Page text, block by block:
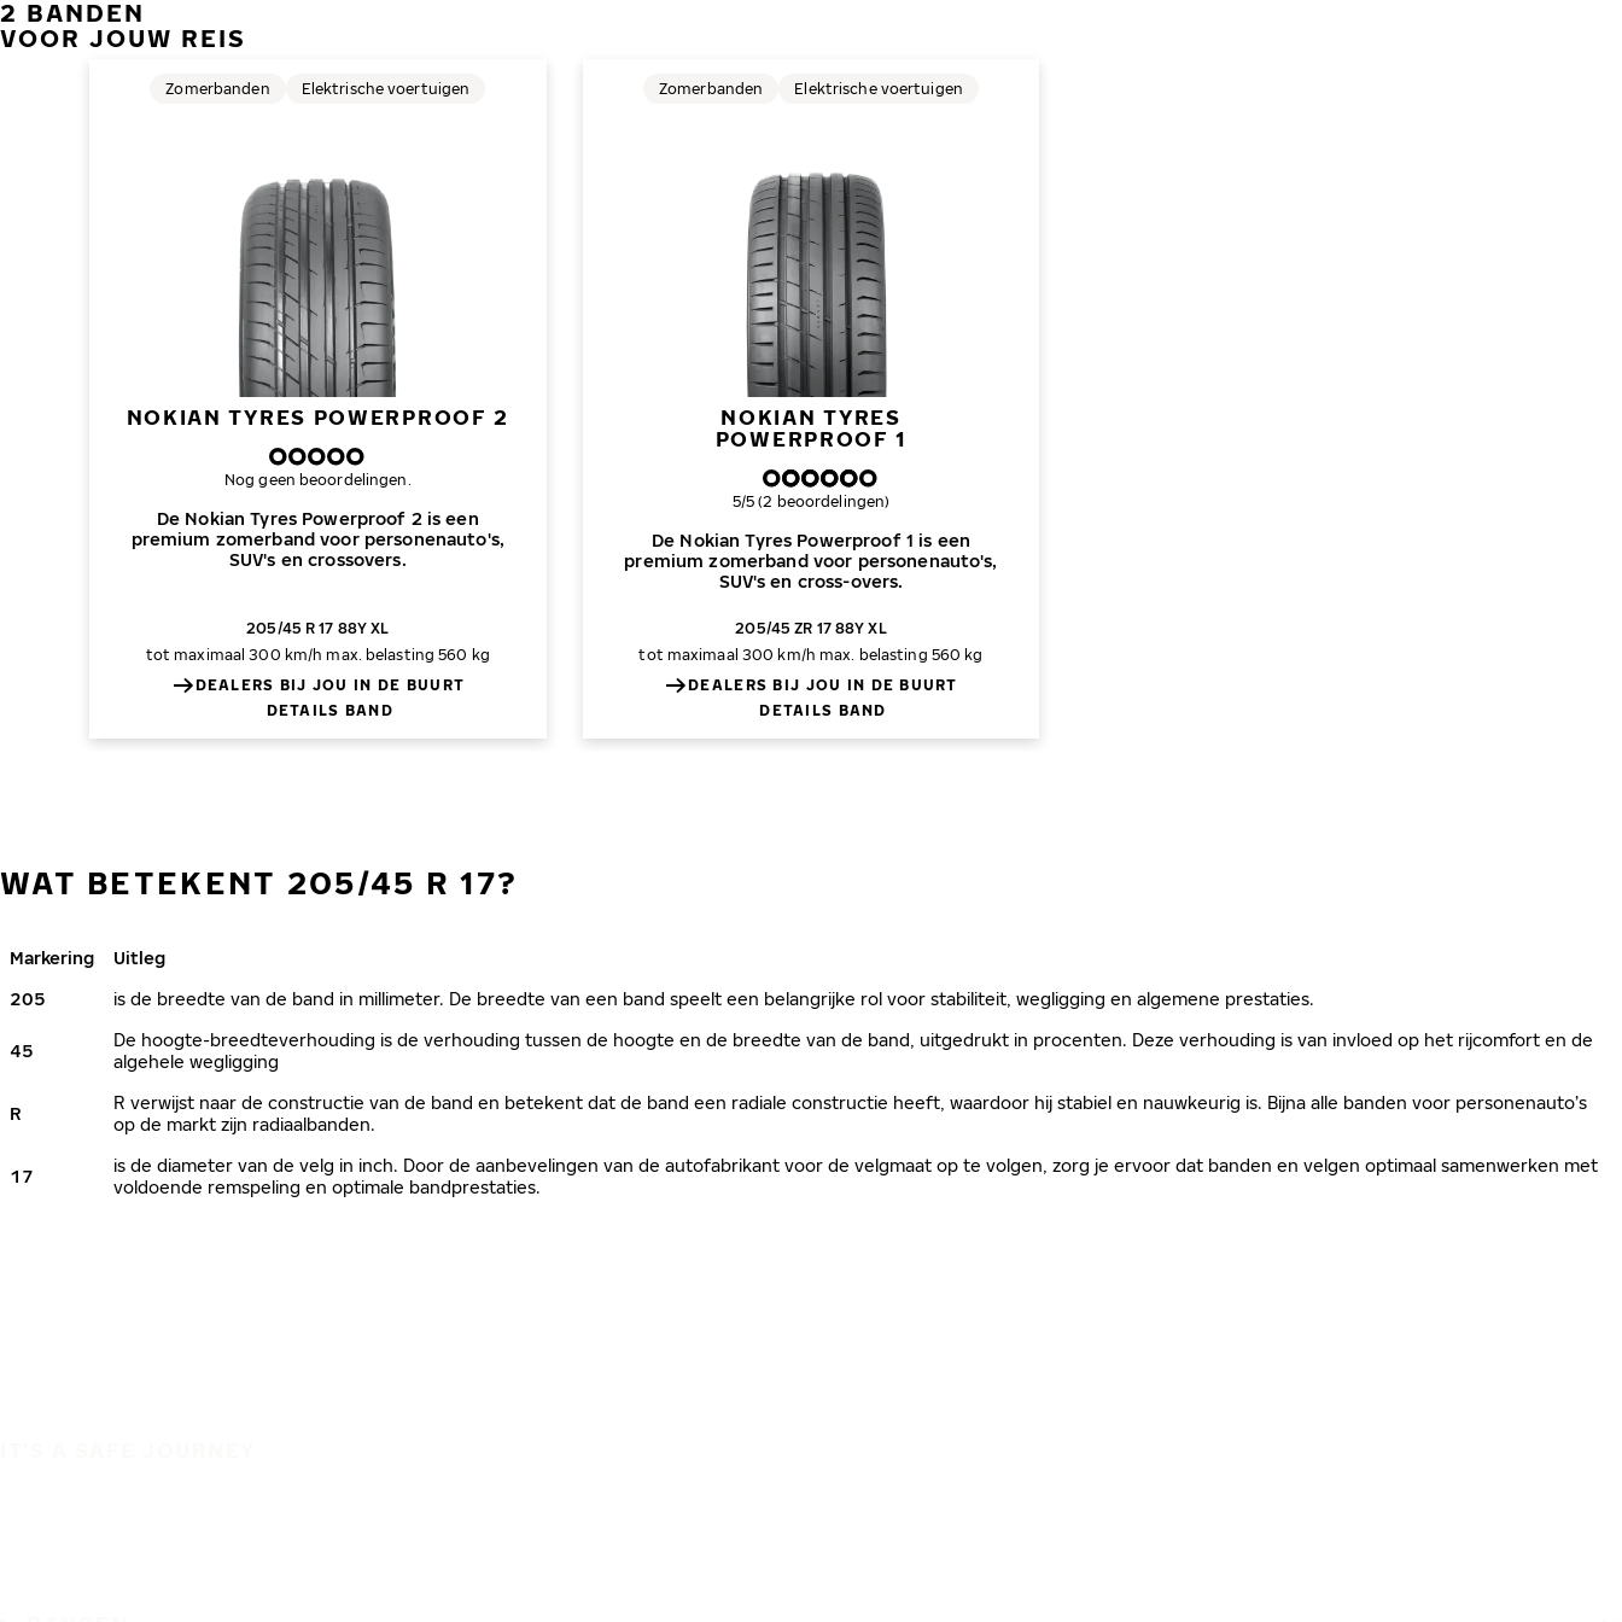
2 BANDEN
VOOR JOUW REIS
NOKIAN TYRES POWERPROOF 2
De Nokian Tyres Powerproof 2 is een
premium zomerband voor personenauto's,
SUV's en crossovers.
Zomerbanden Elektrische voertuigen
Nog geen beoordelingen.
205/45 R 17 88Y XL
tot maximaal 300 km/h max. belasting 560 kg
DEALERS BIJ JOU IN DE BUURT
DETAILS BAND
NOKIAN TYRES
POWERPROOF 1
De Nokian Tyres Powerproof 1 is een
premium zomerband voor personenauto's,
SUV's en cross-overs.
Zomerbanden Elektrische voertuigen
Algemene beoordeling
5/5 (2 beoordelingen)
205/45 ZR 17 88Y XL
tot maximaal 300 km/h max. belasting 560 kg
DEALERS BIJ JOU IN DE BUURT
DETAILS BAND
WAT BETEKENT 205/45 R 17?
Markering
Uitleg
205
is de breedte van de band in millimeter. De breedte van een band speelt een belangrijke rol voor stabiliteit, wegligging en algemene prestaties.
45
De hoogte-breedteverhouding is de verhouding tussen de hoogte en de breedte van de band, uitgedrukt in procenten. Deze verhouding is van invloed op het rijcomfort en de
algehele wegligging
R
R verwijst naar de constructie van de band en betekent dat de band een radiale constructie heeft, waardoor hij stabiel en nauwkeurig is. Bijna alle banden voor personenauto’s
op de markt zijn radiaalbanden.
17
is de diameter van de velg in inch. Door de aanbevelingen van de autofabrikant voor de velgmaat op te volgen, zorg je ervoor dat banden en velgen optimaal samenwerken met
voldoende remspeling en optimale bandprestaties.